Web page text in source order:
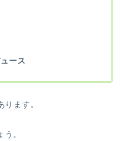
ース
ります。
。